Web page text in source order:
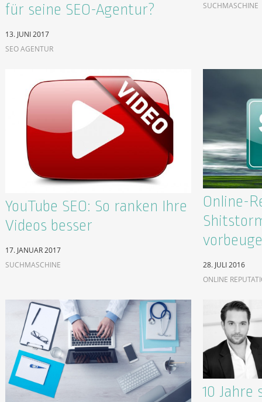
für seine SEO-Agentur?
13. JUNI 2017
SEO AGENTUR
SUCHMASCHINE
YouTube SEO: So ranken Ihre
Videos besser
17. JANUAR 2017
SUCHMASCHINE
Online-
28. JULI 2016
ONLINE
10 Jahre